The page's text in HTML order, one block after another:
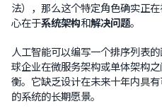
法），那么这个特定角色确实正
心在于系统架构和解决问题。
人工智能可以编写一个排序列表
球企业在微服务架构或单体架构
衡。它缺乏设计在未来十年内具
的系统的长期愿景。